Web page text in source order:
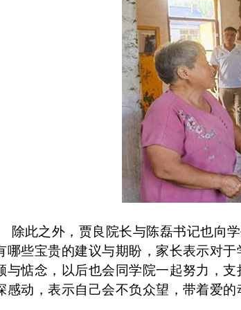
除此之外，贾良院长与陈磊书记也向
哪些宝贵的建议与期盼，家长表示对
与惦念，以后也会同学院一起努力，
感动，表示自己会不负众望，带着爱的